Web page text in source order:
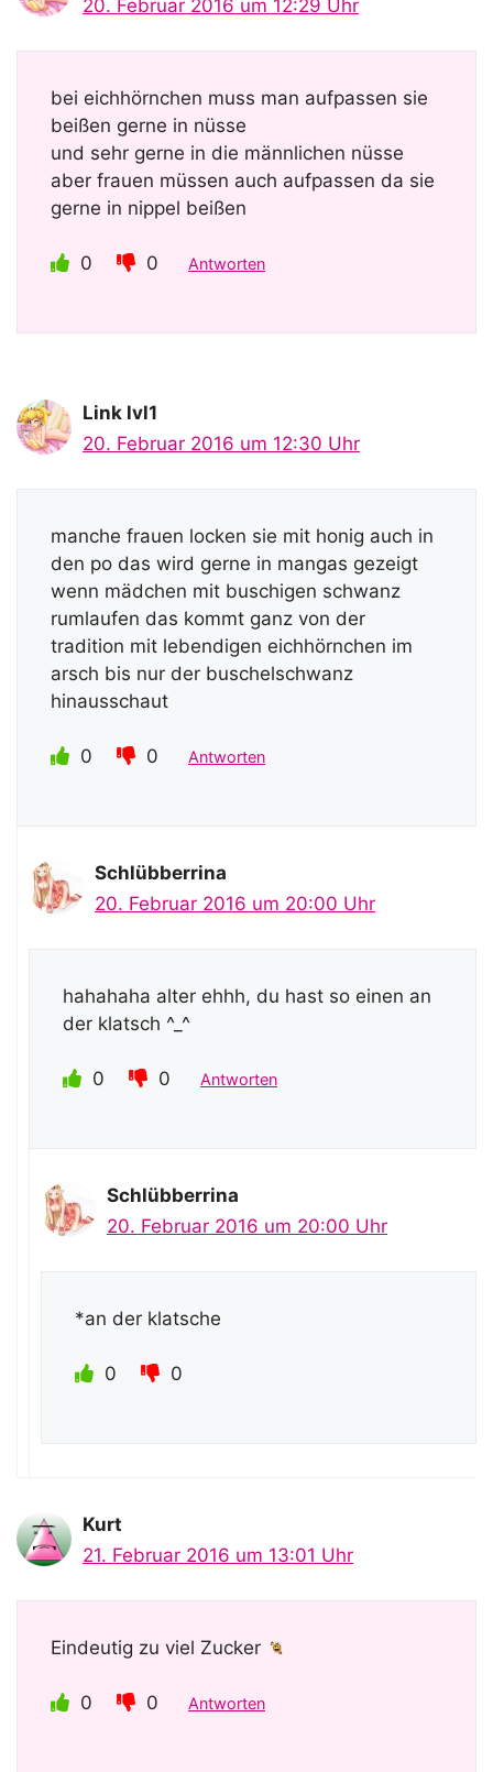
20. Februar 2016 um 12:29 Uhr
bei eichhörnchen muss man aufpassen sie
beißen gerne in nüsse
und sehr gerne in die männlichen nüsse
aber frauen müssen auch aufpassen da sie
gerne in nippel beißen
0 0 Antworten
Link lvl1
20. Februar 2016 um 12:30 Uhr
manche frauen locken sie mit honig auch in
den po das wird gerne in mangas gezeigt
wenn mädchen mit buschigen schwanz
rumlaufen das kommt ganz von der
tradition mit lebendigen eichhörnchen im
arsch bis nur der buschelschwanz
hinausschaut
0 0 Antworten
Schlübberrina
20. Februar 2016 um 20:00 Uhr
hahahaha alter ehhh, du hast so einen an
der klatsch ^_^
0 0 Antworten
Schlübberrina
20. Februar 2016 um 20:00 Uhr
*an der klatsche
0 0
Kurt
21. Februar 2016 um 13:01 Uhr
Eindeutig zu viel Zucker
0 0 Antworten